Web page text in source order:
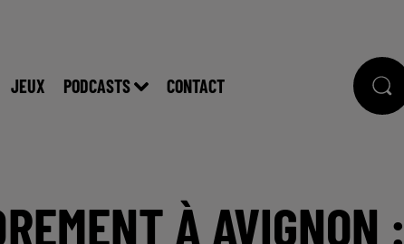
JEUX PODCASTS CONTACT
À AVIGNON :